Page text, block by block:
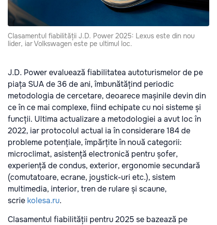
Clasamentul fiabilității J.D. Power 2025: Lexus este din nou
lider, iar Volkswagen este pe ultimul loc.
J.D. Power evaluează fiabilitatea autoturismelor de pe
piața SUA de 36 de ani, îmbunătățind periodic
metodologia de cercetare, deoarece mașinile devin din
ce în ce mai complexe, fiind echipate cu noi sisteme și
funcții. Ultima actualizare a metodologiei a avut loc în
2022, iar protocolul actual ia în considerare 184 de
probleme potențiale, împărțite în nouă categorii:
microclimat, asistență electronică pentru șofer,
experiență de condus, exterior, ergonomie secundară
(comutatoare, ecrane, joystick-uri etc.), sistem
multimedia, interior, tren de rulare și scaune,
scrie kolesa.ru.
Clasamentul fiabilității pentru 2025 se bazează pe